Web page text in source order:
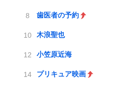
歯医者の予約
木浪聖也
小笠原近海
プリキュア映画